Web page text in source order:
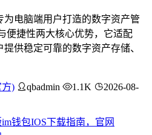
为电脑端用户打造的数字资产管
便捷性两大核心优势，它适配
提供稳定可靠的数字资产存储、
方) qbadmin 1.1K
2026-08-